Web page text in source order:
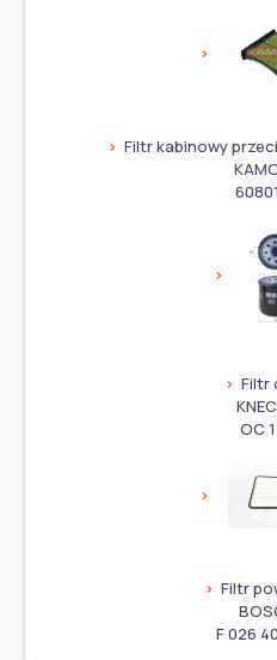
Filtr kabinowy
Filtr
OC
Filtr
F 026